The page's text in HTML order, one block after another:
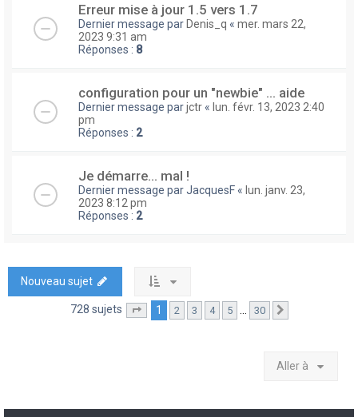
Erreur mise à jour 1.5 vers 1.7
Dernier message par Denis_q « mer. mars 22,
2023 9:31 am
Réponses : 8
configuration pour un "newbie" ... aide
Dernier message parjctr « lun. févr. 13, 2023 2:40
pm
Réponses : 2
Je démarre... mal !
Dernier message parJacquesF « lun. janv. 23,
2023 8:12 pm
Réponses : 2
Nouveau sujet
728 sujets Page sur30
1 2 3 4 5 … 30
Aller à